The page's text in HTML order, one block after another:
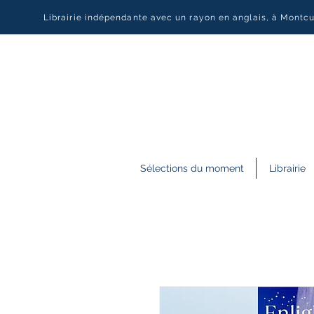
Librairie indépendante avec un rayon en anglais, à
Sélections du moment Librairie